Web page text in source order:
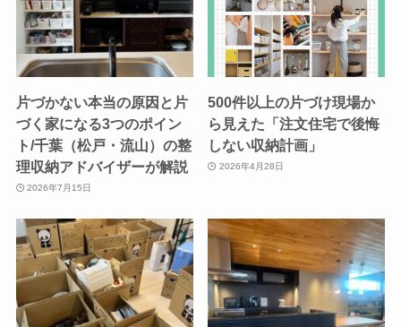
片づかない本当の原因と片
づく家になる3つのポイン
ト/千葉（松戸・流山）の整
理収納アドバイザーが解説
2026年7月15日
500件以上の片づけ現場か
ら見えた「注文住宅で後悔
しない収納計画」
2026年4月28日